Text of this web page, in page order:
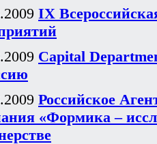
IX
Capital
Российское
«Формика –